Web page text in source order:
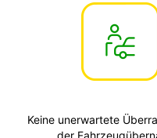
Keine unerwartete
der